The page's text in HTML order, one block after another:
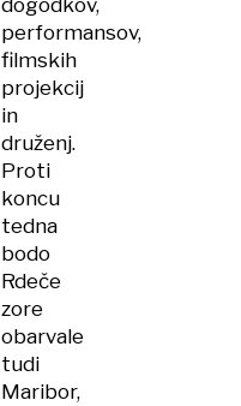
dogodkov,
performansov,
filmskih
projekcij
in
druženj.
Proti
koncu
tedna
bodo
Rdeče
zore
obarvale
tudi
Maribor,